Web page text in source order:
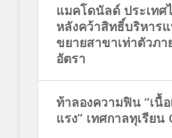
แมคโดนัลด์ ประเทศ
หลังคว้าสิทธิ์บริหาร
ขยายสาขาเท่าตัวภา
อัตรา
ท้าลองความฟิน “เนื้
แรง” เทศกาลทุเรีย